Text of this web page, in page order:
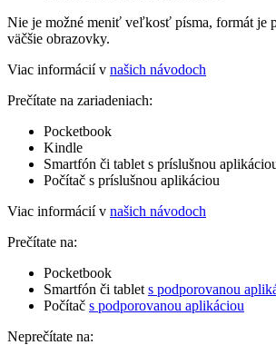
Nie je možné meniť veľkosť písma, formát je
väčšie obrazovky.
Viac informácií v našich návodoch
Prečítate na zariadeniach:
Pocketbook
Kindle
Smartfón či tablet s príslušnou
Počítač s príslušnou aplikáciou
Viac informácií v našich návodoch
Prečítate na:
Pocketbook
Smartfón či tablet s podporovanou
Počítač s podporovanou aplikáciou
Neprečítate na: